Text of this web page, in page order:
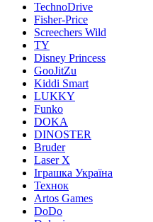
TechnoDrive
Fisher-Price
Screechers Wild
TY
Disney Princess
GooJitZu
Kiddi Smart
LUKKY
Funko
DOKA
DINOSTER
Bruder
Laser X
Іграшка Україна
Технок
Artos Games
DoDo